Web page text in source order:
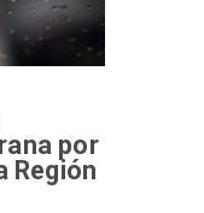
por
Región